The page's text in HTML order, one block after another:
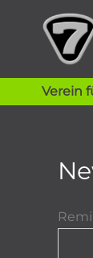
springen
Verein